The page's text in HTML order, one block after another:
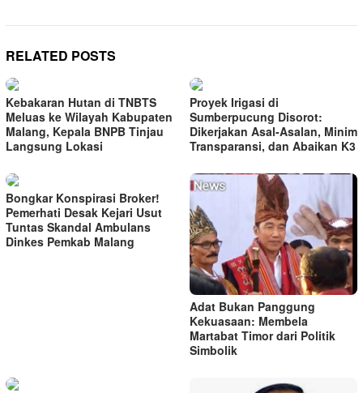
RELATED POSTS
Kebakaran Hutan di TNBTS
Meluas ke Wilayah Kabupaten
Malang, Kepala BNPB Tinjau
Langsung Lokasi
Proyek Irigasi di
Sumberpucung Disorot:
Dikerjakan Asal-Asalan, Minim
Transparansi, dan Abaikan K3
Bongkar Konspirasi Broker!
Pemerhati Desak Kejari Usut
Tuntas Skandal Ambulans
Dinkes Pemkab Malang
Adat Bukan Panggung
Kekuasaan: Membela
Martabat Timor dari Politik
Simbolik